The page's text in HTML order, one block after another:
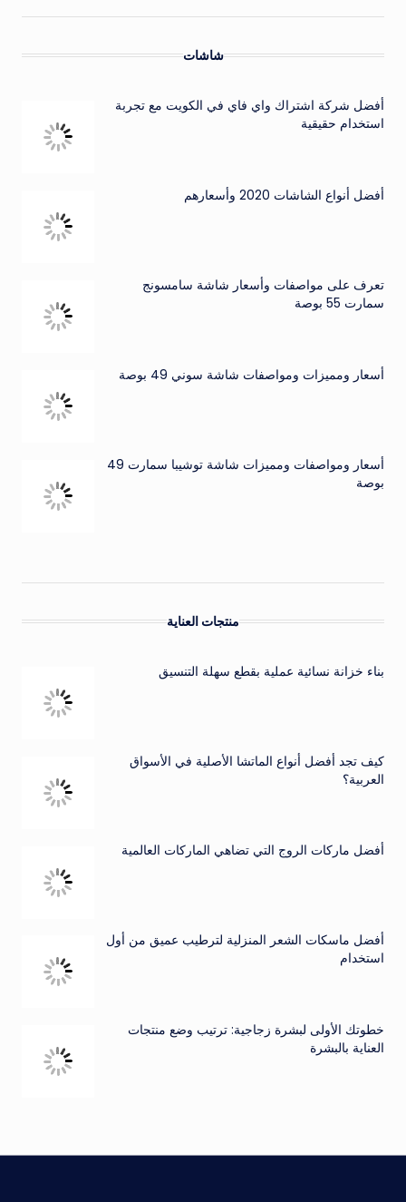
شاشات
أفضل شركة اشتراك واي فاي في الكويت مع تجربة
استخدام حقيقية
أفضل أنواع الشاشات 2020 وأسعارهم
تعرف على مواصفات وأسعار شاشة سامسونج
سمارت 55 بوصة
أسعار ومميزات ومواصفات شاشة سوني 49 بوصة
أسعار ومواصفات ومميزات شاشة توشيبا سمارت 49
بوصة
منتجات العناية
بناء خزانة نسائية عملية بقطع سهلة التنسيق
كيف تجد أفضل أنواع الماتشا الأصلية في الأسواق
العربية؟
أفضل ماركات الروج التي تضاهي الماركات العالمية
أفضل ماسكات الشعر المنزلية لترطيب عميق من أول
استخدام
خطوتك الأولى لبشرة زجاجية: ترتيب وضع منتجات
العناية بالبشرة